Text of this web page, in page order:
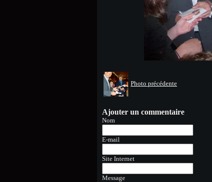
Photo précédente
Ajouter un commentaire
Nom
E-mail
Site Internet
Message